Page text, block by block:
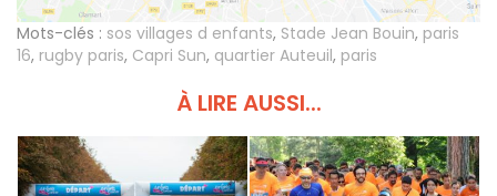
Mots-clés : sos villages d enfants, Stade Jean Bouin, paris
16, rugby paris, Capri Sun, quartier Auteuil, paris
À LIRE AUSSI...